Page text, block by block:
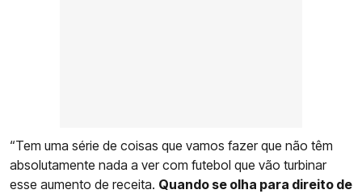
“Tem uma série de coisas que vamos fazer que não têm
absolutamente nada a ver com futebol que vão turbinar
esse aumento de receita. Quando se olha para direito de